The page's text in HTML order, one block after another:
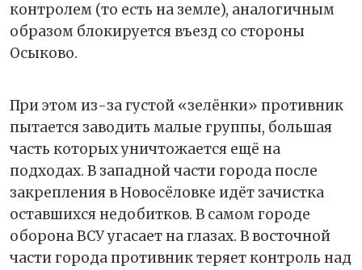
контролем (то есть на земле), аналогичным
образом блокируется въезд со стороны
Осыково.
При этом из-за густой «зелёнки» противник
пытается заводить малые группы, большая
часть которых уничтожается ещё на
подходах. В западной части города после
закрепления в Новосёловке идёт зачистка
оставшихся недобитков. В самом городе
оборона ВСУ угасает на глазах. В восточной
части города противник теряет контроль над